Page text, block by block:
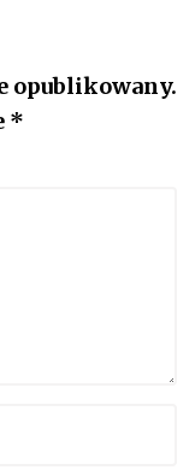
opublikowany.
*